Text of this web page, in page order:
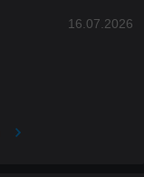
16.07.2026